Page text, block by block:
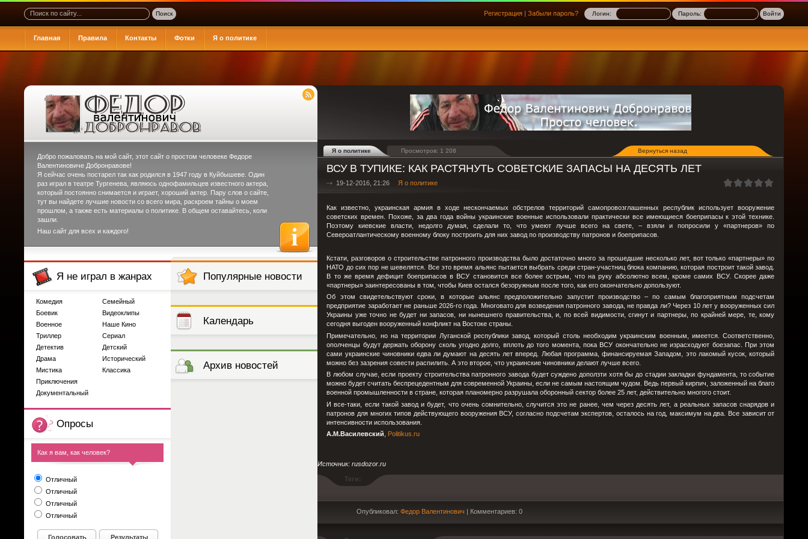
Регистрация| Забыли пароль? Логин: Пароль:
Главная Правила Контакты Фотки Я о политике
Я о политике Просмотров: 1 208 Вернуться назад
ВСУ В ТУПИКЕ: КАК РАСТЯНУТЬ СОВЕТСКИЕ ЗАПАСЫ НА ДЕСЯТЬ ЛЕТ
19-12-2016, 21:26 Я о политике
Как известно, украинская армия в ходе нескончаемых обстрелов территорий самопровозглашенных республик использует вооружение
советских времен. Похоже, за два года войны украинские военные использовали практически все имеющиеся боеприпасы к этой технике.
Поэтому киевские власти, недолго думая, сделали то, что умеют лучше всего на свете, – взяли и попросили у «партнеров» по
Североатлантическому военному блоку построить для них завод по производству патронов и боеприпасов.
Кстати, разговоров о строительстве патронного производства было достаточно много за прошедшие несколько лет, вот только «партнеры» по
НАТО до сих пор не шевелятся. Все это время альянс пытается выбрать среди стран-участниц блока компанию, которая построит такой завод.
В то же время дефицит боеприпасов в ВСУ становится все более острым, что на руку абсолютно всем, кроме самих ВСУ. Скорее даже
«партнеры» заинтересованы в том, чтобы Киев остался безоружным после того, как его окончательно допользуют.
Об этом свидетельствуют сроки, в которые альянс предположительно запустит производство – по самым благоприятным подсчетам
предприятие заработает не раньше 2026-го года. Многовато для возведения патронного завода, не правда ли? Через 10 лет у вооруженных сил
Украины уже точно не будет ни запасов, ни нынешнего правительства, и, по всей видимости, сгинут и партнеры, по крайней мере, те, кому
сегодня выгоден вооруженный конфликт на Востоке страны.
Примечательно, но на территории Луганской республики завод, который столь необходим украинским военным, имеется. Соответственно,
ополченцы будут держать оборону сколь угодно долго, вплоть до того момента, пока ВСУ окончательно не израсходуют боезапас. При этом
сами украинские чиновники едва ли думают на десять лет вперед. Любая программа, финансируемая Западом, это лакомый кусок, который
можно без зазрения совести распилить. А это второе, что украинские чиновники делают лучше всего.
В любом случае, если проекту строительства патронного завода будет суждено доползти хотя бы до стадии закладки фундамента, то событие
можно будет считать беспрецедентным для современной Украины, если не самым настоящим чудом. Ведь первый кирпич, заложенный на благо
военной промышленности в стране, которая планомерно разрушала оборонный сектор более 25 лет, действительно многого стоит.
И все-таки, если такой завод и будет, что очень сомнительно, случится это не ранее, чем через десять лет, а реальных запасов снарядов и
патронов для многих типов действующего вооружения ВСУ, согласно подсчетам экспертов, осталось на год, максимум на два. Все зависит от
интенсивности использования.
А.М.Василевский
Politikus.ru
Источник: rusdozor.ru
Теги:
Опубликовал:Федор Валентинович | Комментариев: 0
Добро пожаловать на мой сайт, этот сайт о простом человекеФедоре
Валентиновиче Добронравове!
Я сейчас очень постарел так как родился в 1947 году в Куйбышеве. Один
раз играл в театре Тургенева, являюсь однофамильцев известного актера,
который постоянно снимается и играет, хороший актер. Пару слов о сайте,
тут вы найдете лучшие новости со всего мира, раскроем тайны о моем
прошлом, а также есть материалы о политике. В общем оставайтесь, коли
зашли.
Наш сайт для всех и каждого!
Я не играл в жанрах
Комедия
Боевик
Военное
Триллер
Детектив
Драма
Мистика
Приключения
Документальный
Семейный
Видеоклипы
Наше Кино
Сериал
Детский
Исторический
Классика
Опросы
Как я вам, как человек?
Отличный
Отличный
Отличный
Отличный
Популярные новости
Календарь
выступлений
Архив новостей